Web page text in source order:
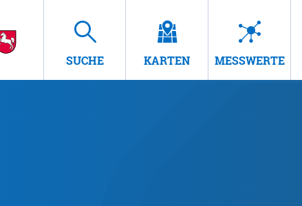
SUCHE KARTEN MESSWERTE